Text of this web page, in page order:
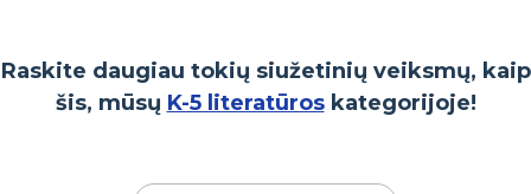
Raskite daugiau tokių siužetinių veiksmų, kaip
šis, mūsų K-5 literatūroskategorijoje!